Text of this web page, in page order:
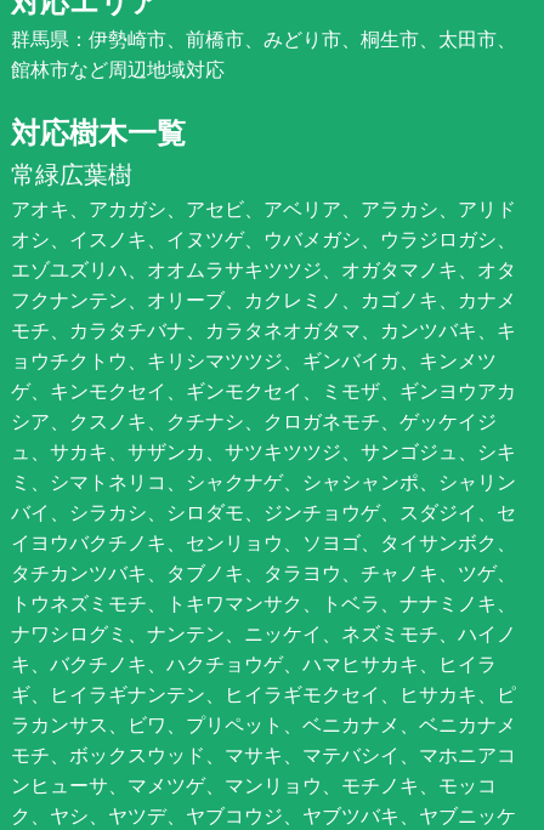
群馬県：伊勢崎市、前橋市、みどり市、桐生市、太田市、
館林市など周辺地域対応
対応樹木一覧
常緑広葉樹
アオキ、アカガシ、アセビ、アベリア、アラカシ、アリド
オシ、イスノキ、イヌツゲ、ウバメガシ、ウラジロガシ、
エゾユズリハ、オオムラサキツツジ、オガタマノキ、オタ
フクナンテン、オリーブ、カクレミノ、カゴノキ、カナメ
モチ、カラタチバナ、カラタネオガタマ、カンツバキ、キ
ョウチクトウ、キリシマツツジ、ギンバイカ、キンメツ
ゲ、キンモクセイ、ギンモクセイ、ミモザ、ギンヨウアカ
シア、クスノキ、クチナシ、クロガネモチ、ゲッケイジ
ュ、サカキ、サザンカ、サツキツツジ、サンゴジュ、シキ
ミ、シマトネリコ、シャクナゲ、シャシャンポ、シャリン
バイ、シラカシ、シロダモ、ジンチョウゲ、スダジイ、セ
イヨウバクチノキ、センリョウ、ソヨゴ、タイサンボク、
タチカンツバキ、タブノキ、タラヨウ、チャノキ、ツゲ、
トウネズミモチ、トキワマンサク、トベラ、ナナミノキ、
ナワシログミ、ナンテン、ニッケイ、ネズミモチ、ハイノ
キ、バクチノキ、ハクチョウゲ、ハマヒサカキ、ヒイラ
ギ、ヒイラギナンテン、ヒイラギモクセイ、ヒサカキ、ピ
ラカンサス、ビワ、プリペット、ベニカナメ、ベニカナメ
モチ、ボックスウッド、マサキ、マテバシイ、マホニアコ
ンヒューサ、マメツゲ、マンリョウ、モチノキ、モッコ
ク、ヤシ、ヤツデ、ヤブコウジ、ヤブツバキ、ヤブニッケ